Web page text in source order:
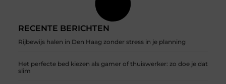
RECENTE BERICHTEN
Rijbewijs halen in Den Haag zonder stress in je planning
Het perfecte bed kiezen als gamer of thuiswerker: zo doe je dat
slim